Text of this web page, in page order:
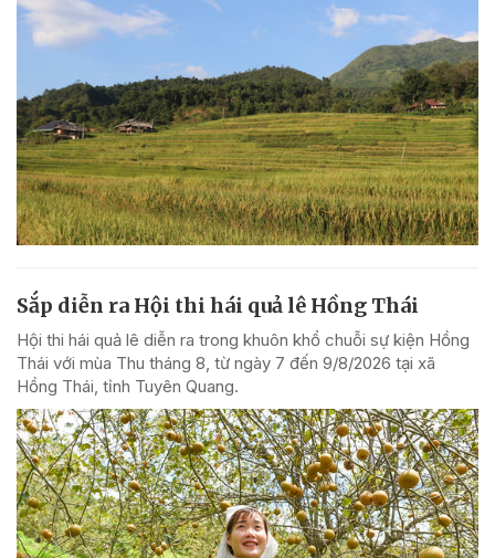
Sắp diễn ra Hội thi hái quả lê Hồng Thái
Hội thi hái quả lê diễn ra trong khuôn khổ chuỗi sự kiện Hồng
Thái với mùa Thu tháng 8, từ ngày 7 đến 9/8/2026 tại xã
Hồng Thái, tỉnh Tuyên Quang.